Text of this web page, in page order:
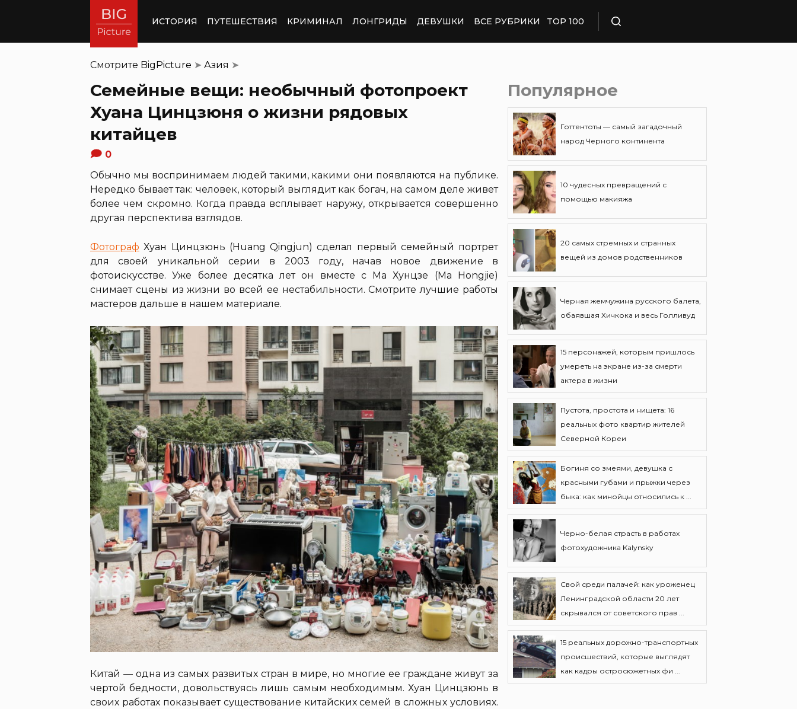
ИСТОРИЯ ПУТЕШЕСТВИЯ КРИМИНАЛ ЛОНГРИДЫ ДЕВУШКИ ВСЕ РУБРИКИ TOP 100
Смотрите BigPicture ➤ Азия ➤
Семейные вещи: необычный фотопроект
Хуана Цинцзюня о жизни рядовых
китайцев
0
Обычно мы воспринимаем людей такими, какими они появляются на публике.
Нередко бывает так: человек, который выглядит как богач, на самом деле живет
более чем скромно. Когда правда всплывает наружу, открывается совершенно
другая перспектива взглядов.
Фотограф Хуан Цинцзюнь (Huang Qingjun) сделал первый семейный портрет
для своей уникальной серии в 2003 году, начав новое движение в
фотоискусстве. Уже более десятка лет он вместе с Ма Хунцзе (Ma Hongjie)
снимает сцены из жизни во всей ее нестабильности. Смотрите лучшие работы
мастеров дальше в нашем материале.
Китай — одна из самых развитых стран в мире, но многие ее граждане живут за
чертой бедности, довольствуясь лишь самым необходимым. Хуан Цинцзюнь в
своих работах показывает существование китайских семей в сложных условиях.
Популярное
Готтентоты — самый загадочный
народ Черного континента
10 чудесных превращений с
помощью макияжа
20 самых стремных и странных
вещей из домов родственников
Черная жемчужина русского балета,
обаявшая Хичкока и весь Голливуд
15 персонажей, которым пришлось
умереть на экране из-за смерти
актера в жизни
Пустота, простота и нищета: 16
реальных фото квартир жителей
Северной Кореи
Богиня со змеями, девушка с
красными губами и прыжки через
быка: как минойцы относились к ...
Черно-белая страсть в работах
фотохудожника Kalynsky
Свой среди палачей: как уроженец
Ленинградской области 20 лет
скрывался от советского прав ...
15 реальных дорожно-транспортных
происшествий, которые выглядят
как кадры остросюжетных фи ...